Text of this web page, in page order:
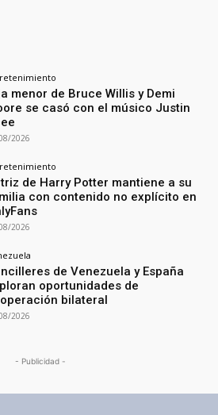
menor de Bruce Willis y Demi
se casó con el músico Justin
2026
de Harry Potter mantiene a su
con contenido no explícito en
2026
de Venezuela y España
oportunidades de
bilateral
2026
- Publicidad -